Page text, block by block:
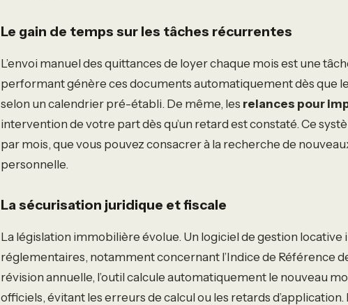
Le gain de temps sur les tâches récurrentes
L’envoi manuel des quittances de loyer chaque mois est une
performant génère ces documents automatiquement dès que
selon un calendrier pré-établi. De même, les relances pour
intervention de votre part dès qu’un retard est constaté. Ce
par mois, que vous pouvez consacrer à la recherche de
personnelle.
La sécurisation juridique et fiscale
La législation immobilière évolue. Un logiciel de gestion locative
réglementaires, notamment concernant l’Indice de Référence
révision annuelle, l’outil calcule automatiquement le nouveau
officiels, évitant les erreurs de calcul ou les retards d’application.